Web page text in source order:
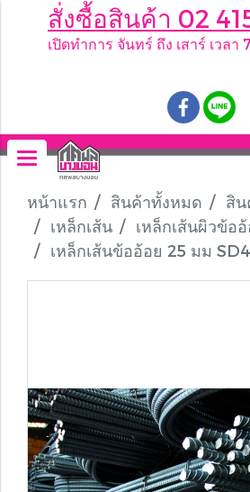
สั่งซื้อสินค้า 02
เปิดทำการ จันทร์ ถึง เสาร์ เวล
หน้าแรก สินค้าทั้งหมด
สิน
เหล็กเส้น
เหล็กเส้นผิวข้อ
เหล็กเส้นข้ออ้อย 25 มม